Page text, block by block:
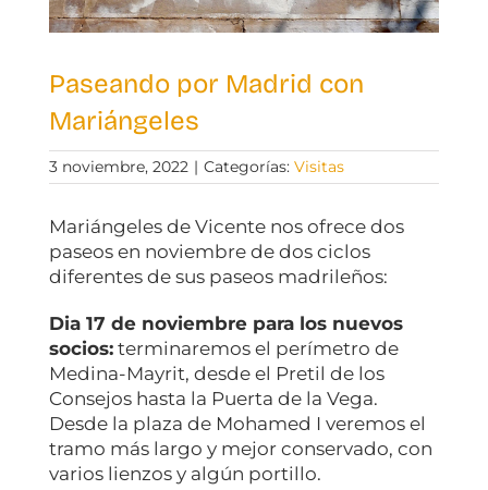
Paseando por Madrid con
Mariángeles
3 noviembre, 2022 | Categorías: Visitas
Mariángeles de Vicente nos ofrece dos
paseos en noviembre de dos ciclos
diferentes de sus paseos madrileños:
Dia 17 de noviembre para los nuevos
socios:terminaremos el perímetro de
Medina-Mayrit, desde el Pretil de los
Consejos hasta la Puerta de la Vega.
Desde la plaza de Mohamed I veremos el
tramo más largo y mejor conservado, con
varios lienzos y algún portillo.